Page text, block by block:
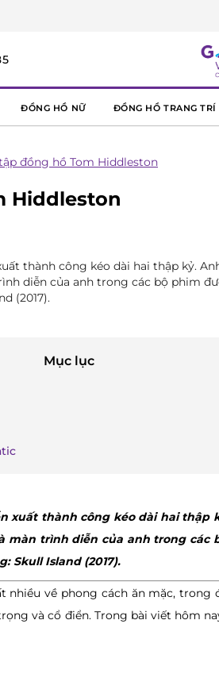
ĐỒNG HỒ NỮ ĐỒNG HỒ TRANG TRÍ
đồng hồ Tom Hiddleston
Hiddleston
thành công kéo dài hai thập kỷ.
diễn của anh trong các bộ phim
(2017).
Mục lục
xuất thành công kéo dài hai thập
màn trình diễn của anh trong các
Skull Island (2017).
nhiều về phong cách ăn mặc, trong
và cổ điển. Trong bài viết hôm